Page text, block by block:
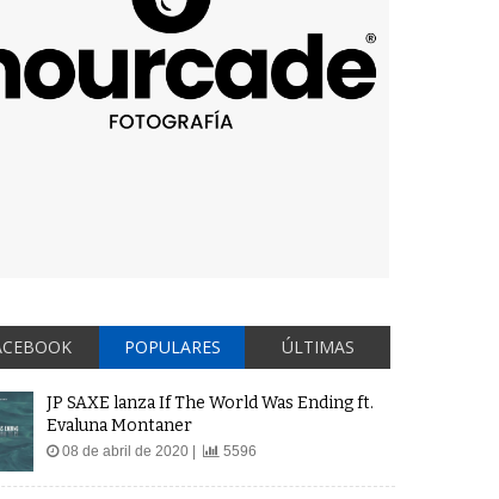
POPULARES ÚLTIMAS
JP SAXE lanza If The World Was Ending ft.
Evaluna Montaner
08 de abril de 2020 | 5596